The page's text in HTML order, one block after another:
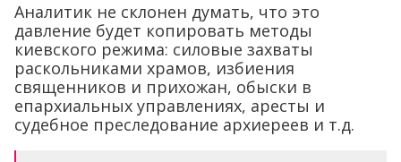
Аналитик не склонен думать, что это
давление будет копировать методы
киевского режима: силовые захваты
раскольниками храмов, избиения
священников и прихожан, обыски в
епархиальных управлениях, аресты и
судебное преследование архиереев и т.д.